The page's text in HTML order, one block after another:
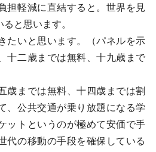
担軽減に直結すると。世界を見
と思います。
たいと思います。（パネルを示
十二歳までは無料、十九歳まで
までは無料、十四歳までは割
、公共交通が乗り放題になる学
ットというのが極めて安価で手
代の移動の手段を確保している